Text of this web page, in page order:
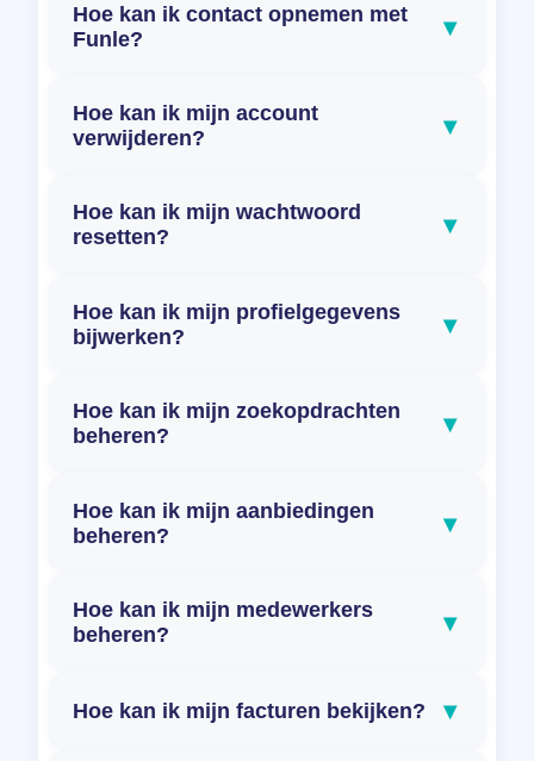
Hoe kan ik contact opnemen met
Funle?
▾
Hoe kan ik mijn account
verwijderen?
▾
Hoe kan ik mijn wachtwoord
resetten?
▾
Hoe kan ik mijn profielgegevens
bijwerken?
▾
Hoe kan ik mijn zoekopdrachten
beheren?
▾
Hoe kan ik mijn aanbiedingen
beheren?
▾
Hoe kan ik mijn medewerkers
beheren?
▾
Hoe kan ik mijn facturen bekijken? ▾